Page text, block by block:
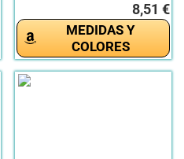
8,51 €
MEDIDAS Y
COLORES